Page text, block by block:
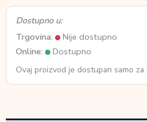
Dostupno u:
Trgovina:
Nije dostupno
Online:
Dostupno
Ovaj proizvod je dostupan samo